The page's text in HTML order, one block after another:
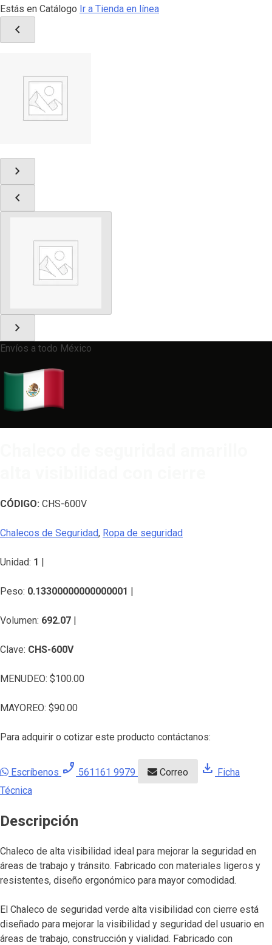
Estás en Catálogo Ir a Tienda en línea
chevron_left
chevron_right
chevron_left
chevron_right
Envíos a todo México
CÓDIGO: CHS-600V
Chalecos de Seguridad, Ropa de seguridad
Unidad: 1 |
Peso: 0.13300000000000001 |
Volumen: 692.07 |
Clave: CHS-600V
MENUDEO: $100.00
MAYOREO: $90.00
Para adquirir o cotizar este producto contáctanos:
Escríbenos phone_enabled 561161 9979 Correo download Ficha
Técnica
Descripción
Chaleco de alta visibilidad ideal para mejorar la seguridad en
áreas de trabajo y tránsito. Fabricado con materiales ligeros y
resistentes, diseño ergonómico para mayor comodidad.
El Chaleco de seguridad verde alta visibilidad con cierre está
diseñado para mejorar la visibilidad y seguridad del usuario en
áreas de trabajo, construcción y vialidad. Fabricado con